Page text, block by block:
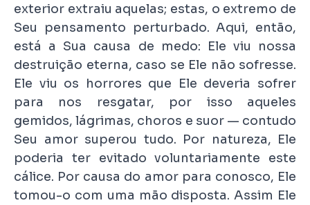
exterior extraiu aquelas; estas, o extremo de
Seu pensamento perturbado. Aqui, então,
está a Sua causa de medo: Ele viu nossa
destruição eterna, caso se Ele não sofresse.
Ele viu os horrores que Ele deveria sofrer
para nos resgatar, por isso aqueles
gemidos, lágrimas, choros e suor — contudo
Seu amor superou tudo. Por natureza, Ele
poderia ter evitado voluntariamente este
cálice. Por causa do amor para conosco, Ele
tomou-o com uma mão disposta. Assim Ele